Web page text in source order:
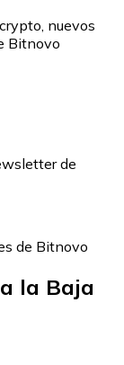
nuevos
Bitnovo
de
de Bitnovo
la Baja